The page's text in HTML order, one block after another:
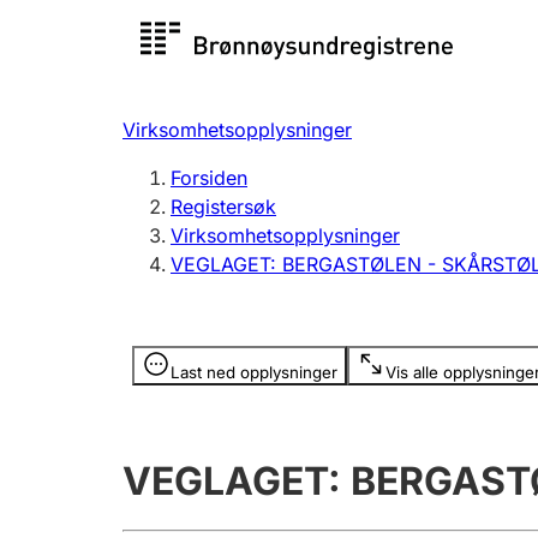
Registersøk
Registrere, endre, slette
Virksomhetsopplysninger
Forsiden
Registersøk
Virksomhetsopplysninger
VEGLAGET: BERGASTØLEN -
Last ned opplysninger Vis alle
Opplysninger er skjult
VEGLAGET: